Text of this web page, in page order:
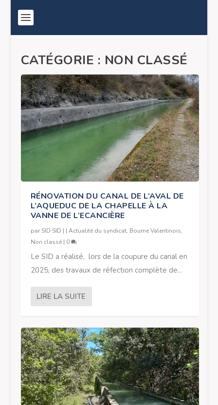
CATÉGORIE : NON CLASSÉ
RÉNOVATION DU CANAL DE L’AVAL DE
L’AQUEDUC DE LA CHAPELLE À LA
VANNE DE L’ECANCIÈRE
parSID SID | | Actualité du syndicat, Bourne Valentinois,
Non classé| 0
Le SID a réalisé, lors de la coupure du canal en
2025, des travaux de réfection complète de...
LIRE LA SUITE